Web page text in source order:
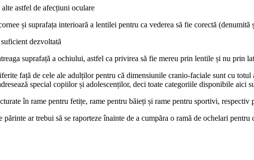
astfel de afecțiuni oculare
și suprafața interioară a lentilei pentru ca vederea să fie corectă (denumită
dezvoltată
suprafață a ochiului, astfel ca privirea să fie mereu prin lentile și nu prin
față de cele ale adulților pentru că dimensiunile cranio-faciale sunt cu
special copiilor și adolescenților, deci toate categoriile disponibile
în rame pentru fetițe, rame pentru băieți și rame pentru sportivi,
părinte ar trebui să se raporteze înainte de a cumpăra o ramă de ochelari pentru